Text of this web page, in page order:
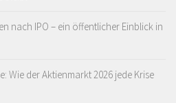
nach IPO – ein öffentlicher Einblick in
Wie der Aktienmarkt 2026 jede Krise